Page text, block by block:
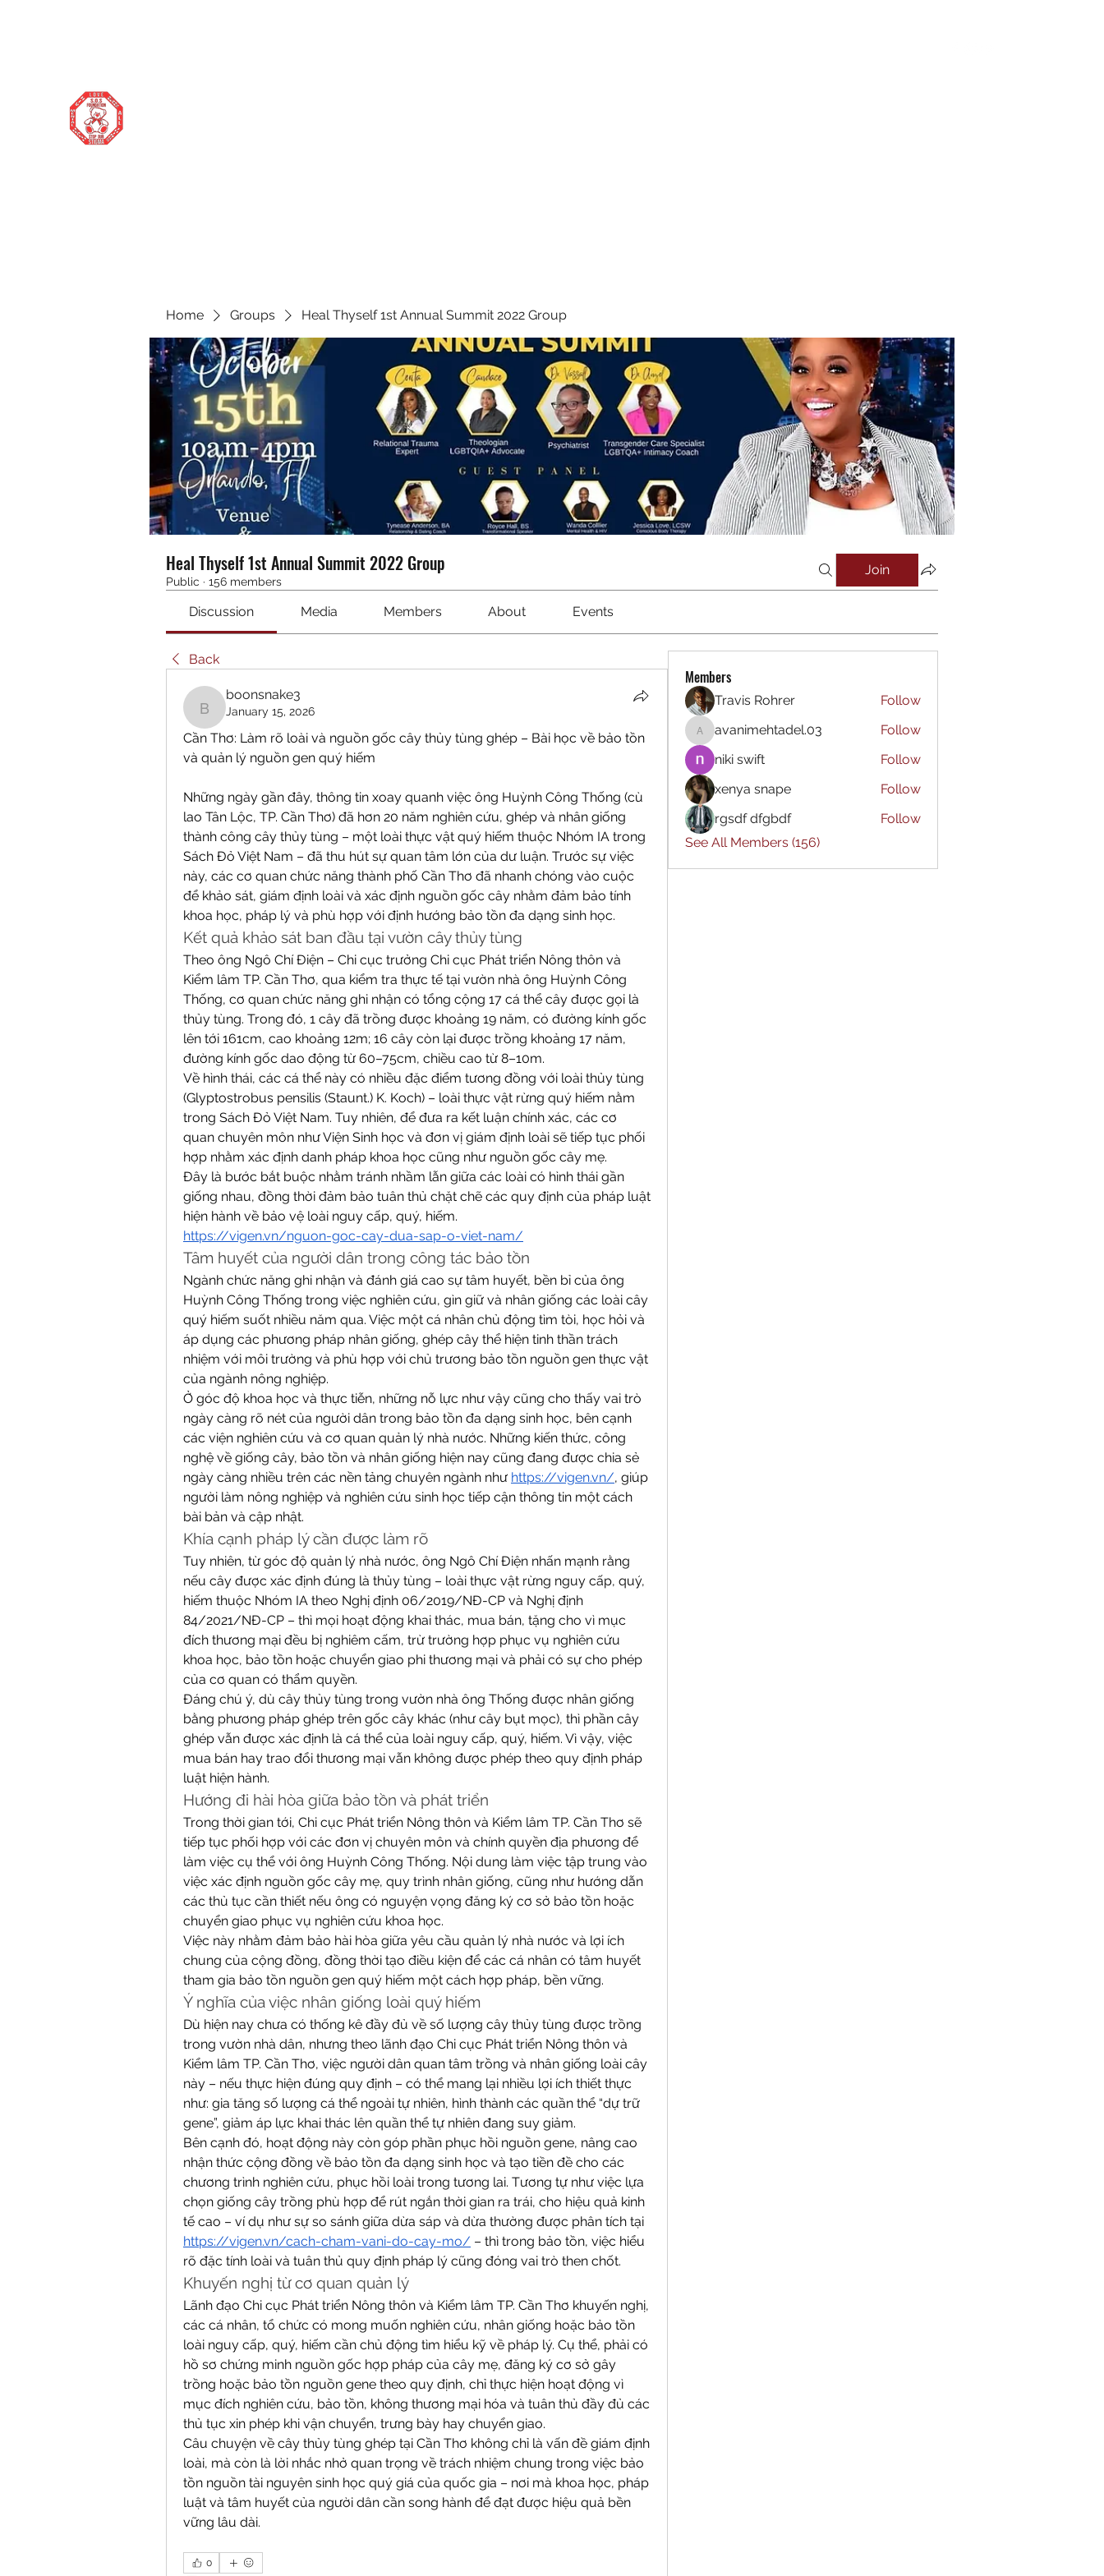
Home Groups Heal Thyself 1st Annual Summit 2022 Group
Heal Thyself 1st Annual Summit 2022 Group
Public · 156 members
Join
Discussion Media Members About Events
Back
boonsnake3
boonsnake3
January 15, 2026
Cần Thơ: Làm rõ loài và nguồn gốc cây thủy tùng ghép – Bài học về bảo tồn
và quản lý nguồn gen quý hiếm
Những ngày gần đây, thông tin xoay quanh việc ông Huỳnh Công Thống (cù
lao Tân Lộc, TP. Cần Thơ) đã hơn 20 năm nghiên cứu, ghép và nhân giống
thành công cây thủy tùng – một loài thực vật quý hiếm thuộc Nhóm IA trong
Sách Đỏ Việt Nam – đã thu hút sự quan tâm lớn của dư luận. Trước sự việc
này, các cơ quan chức năng thành phố Cần Thơ đã nhanh chóng vào cuộc
để khảo sát, giám định loài và xác định nguồn gốc cây nhằm đảm bảo tính
khoa học, pháp lý và phù hợp với định hướng bảo tồn đa dạng sinh học.
Kết quả khảo sát ban đầu tại vườn cây thủy tùng
Theo ông Ngô Chí Điện – Chi cục trưởng Chi cục Phát triển Nông thôn và
Kiểm lâm TP. Cần Thơ, qua kiểm tra thực tế tại vườn nhà ông Huỳnh Công
Thống, cơ quan chức năng ghi nhận có tổng cộng 17 cá thể cây được gọi là
thủy tùng. Trong đó, 1 cây đã trồng được khoảng 19 năm, có đường kính gốc
lên tới 161cm, cao khoảng 12m; 16 cây còn lại được trồng khoảng 17 năm,
đường kính gốc dao động từ 60–75cm, chiều cao từ 8–10m.
Về hình thái, các cá thể này có nhiều đặc điểm tương đồng với loài thủy tùng
(Glyptostrobus pensilis (Staunt.) K. Koch) – loài thực vật rừng quý hiếm nằm
trong Sách Đỏ Việt Nam. Tuy nhiên, để đưa ra kết luận chính xác, các cơ
quan chuyên môn như Viện Sinh học và đơn vị giám định loài sẽ tiếp tục phối
hợp nhằm xác định danh pháp khoa học cũng như nguồn gốc cây mẹ.
Đây là bước bắt buộc nhằm tránh nhầm lẫn giữa các loài có hình thái gần
giống nhau, đồng thời đảm bảo tuân thủ chặt chẽ các quy định của pháp luật
hiện hành về bảo vệ loài nguy cấp, quý, hiếm.
https://vigen.vn/nguon-goc-cay-dua-sap-o-viet-nam/
Tâm huyết của người dân trong công tác bảo tồn
Ngành chức năng ghi nhận và đánh giá cao sự tâm huyết, bền bỉ của ông
Huỳnh Công Thống trong việc nghiên cứu, gìn giữ và nhân giống các loài cây
quý hiếm suốt nhiều năm qua. Việc một cá nhân chủ động tìm tòi, học hỏi và
áp dụng các phương pháp nhân giống, ghép cây thể hiện tinh thần trách
nhiệm với môi trường và phù hợp với chủ trương bảo tồn nguồn gen thực vật
của ngành nông nghiệp.
Ở góc độ khoa học và thực tiễn, những nỗ lực như vậy cũng cho thấy vai trò
ngày càng rõ nét của người dân trong bảo tồn đa dạng sinh học, bên cạnh
các viện nghiên cứu và cơ quan quản lý nhà nước. Những kiến thức, công
nghệ về giống cây, bảo tồn và nhân giống hiện nay cũng đang được chia sẻ
ngày càng nhiều trên các nền tảng chuyên ngành như https://vigen.vn/, giúp
người làm nông nghiệp và nghiên cứu sinh học tiếp cận thông tin một cách
bài bản và cập nhật.
Khía cạnh pháp lý cần được làm rõ
Tuy nhiên, từ góc độ quản lý nhà nước, ông Ngô Chí Điện nhấn mạnh rằng
nếu cây được xác định đúng là thủy tùng – loài thực vật rừng nguy cấp, quý,
hiếm thuộc Nhóm IA theo Nghị định 06/2019/NĐ-CP và Nghị định
84/2021/NĐ-CP – thì mọi hoạt động khai thác, mua bán, tặng cho vì mục
đích thương mại đều bị nghiêm cấm, trừ trường hợp phục vụ nghiên cứu
khoa học, bảo tồn hoặc chuyển giao phi thương mại và phải có sự cho phép
của cơ quan có thẩm quyền.
Đáng chú ý, dù cây thủy tùng trong vườn nhà ông Thống được nhân giống
bằng phương pháp ghép trên gốc cây khác (như cây bụt mọc), thì phần cây
ghép vẫn được xác định là cá thể của loài nguy cấp, quý, hiếm. Vì vậy, việc
mua bán hay trao đổi thương mại vẫn không được phép theo quy định pháp
luật hiện hành.
Hướng đi hài hòa giữa bảo tồn và phát triển
Trong thời gian tới, Chi cục Phát triển Nông thôn và Kiểm lâm TP. Cần Thơ sẽ
tiếp tục phối hợp với các đơn vị chuyên môn và chính quyền địa phương để
làm việc cụ thể với ông Huỳnh Công Thống. Nội dung làm việc tập trung vào
việc xác định nguồn gốc cây mẹ, quy trình nhân giống, cũng như hướng dẫn
các thủ tục cần thiết nếu ông có nguyện vọng đăng ký cơ sở bảo tồn hoặc
chuyển giao phục vụ nghiên cứu khoa học.
Việc này nhằm đảm bảo hài hòa giữa yêu cầu quản lý nhà nước và lợi ích
chung của cộng đồng, đồng thời tạo điều kiện để các cá nhân có tâm huyết
tham gia bảo tồn nguồn gen quý hiếm một cách hợp pháp, bền vững.
Ý nghĩa của việc nhân giống loài quý hiếm
Dù hiện nay chưa có thống kê đầy đủ về số lượng cây thủy tùng được trồng
trong vườn nhà dân, nhưng theo lãnh đạo Chi cục Phát triển Nông thôn và
Kiểm lâm TP. Cần Thơ, việc người dân quan tâm trồng và nhân giống loài cây
này – nếu thực hiện đúng quy định – có thể mang lại nhiều lợi ích thiết thực
như: gia tăng số lượng cá thể ngoài tự nhiên, hình thành các quần thể “dự trữ
gene”, giảm áp lực khai thác lên quần thể tự nhiên đang suy giảm.
Bên cạnh đó, hoạt động này còn góp phần phục hồi nguồn gene, nâng cao
nhận thức cộng đồng về bảo tồn đa dạng sinh học và tạo tiền đề cho các
chương trình nghiên cứu, phục hồi loài trong tương lai. Tương tự như việc lựa
chọn giống cây trồng phù hợp để rút ngắn thời gian ra trái, cho hiệu quả kinh
https://vigen.vn/cach-cham-vani-do-cay-mo/ – thì trong bảo tồn, việc hiểu
rõ đặc tính loài và tuân thủ quy định pháp lý cũng đóng vai trò then chốt.
Khuyến nghị từ cơ quan quản lý
Lãnh đạo Chi cục Phát triển Nông thôn và Kiểm lâm TP. Cần Thơ khuyến nghị,
các cá nhân, tổ chức có mong muốn nghiên cứu, nhân giống hoặc bảo tồn
loài nguy cấp, quý, hiếm cần chủ động tìm hiểu kỹ về pháp lý. Cụ thể, phải có
hồ sơ chứng minh nguồn gốc hợp pháp của cây mẹ, đăng ký cơ sở gây
trồng hoặc bảo tồn nguồn gene theo quy định, chỉ thực hiện hoạt động vì
mục đích nghiên cứu, bảo tồn, không thương mại hóa và tuân thủ đầy đủ các
thủ tục xin phép khi vận chuyển, trưng bày hay chuyển giao.
Câu chuyện về cây thủy tùng ghép tại Cần Thơ không chỉ là vấn đề giám định
loài, mà còn là lời nhắc nhở quan trọng về trách nhiệm chung trong việc bảo
tồn nguồn tài nguyên sinh học quý giá của quốc gia – nơi mà khoa học, pháp
luật và tâm huyết của người dân cần song hành để đạt được hiệu quả bền
vững lâu dài.
0
Members
Travis Rohrer Follow
avanimehtadel.03
avanimehtadel.03
Follow
niki swift
Follow
xenya snape
Follow
rgsdf dfgbdf
Follow
See All Members (156)